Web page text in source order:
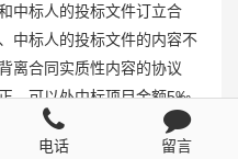
中标人的投标文件订立合
中标人的投标文件的内容不
离合同实质性内容的协议
，可以处中标项目金额5‰
电话 留言